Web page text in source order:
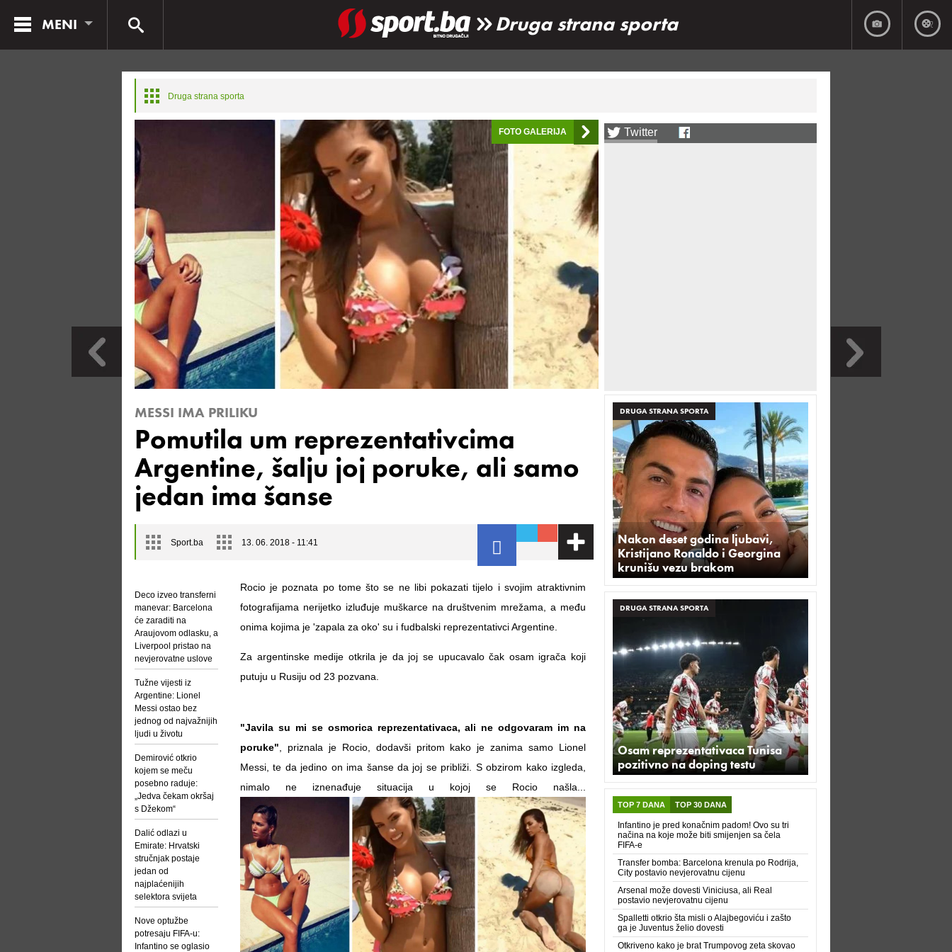
MENI Druga strana sporta
Druga strana sporta
FOTO GALERIJA
MESSI IMA PRILIKU
Pomutila um reprezentativcima
Argentine, šalju joj poruke, ali samo
jedan ima šanse
Sport.ba 13. 06. 2018 - 11:41
Deco izveo transferni
manevar: Barcelona
će zaraditi na
Araujovom odlasku, a
Liverpool pristao na
nevjerovatne uslove
Tužne vijesti iz
Argentine: Lionel
Messi ostao bez
jednog od najvažnijih
ljudi u životu
Demirović otkrio
kojem se meču
posebno raduje:
„Jedva čekam okršaj
s Džekom“
Dalić odlazi u
Emirate: Hrvatski
stručnjak postaje
jedan od
najplaćenijih
selektora svijeta
Nove optužbe
potresaju FIFA-u:
Infantino se oglasio
Rocio je poznata po tome što se ne libi pokazati tijelo i svojim atraktivnim
fotografijama nerijetko izluđuje muškarce na društvenim mrežama, a među
onima kojima je 'zapala za oko' su i fudbalski reprezentativci Argentine.
Za argentinske medije otkrila je da joj se upucavalo čak osam igrača koji
putuju u Rusiju od 23 pozvana.
"Javila su mi se osmorica reprezentativaca, ali ne odgovaram im na
poruke" , priznala je Rocio, dodavši pritom kako je zanima samo Lionel
Messi, te da jedino on ima šanse da joj se približi. S obzirom kako izgleda,
nimalo ne iznenađuje situacija u kojoj se Rocio našla...
Twitter
DRUGA STRANA SPORTA
Nakon deset godina ljubavi,
Kristijano Ronaldo i Georgina
krunišu vezu brakom
DRUGA STRANA SPORTA
Osam reprezentativaca Tunisa
pozitivno na doping testu
TOP 7 DANA TOP 30 DANA
Infantino je pred konačnim padom! Ovo su tri
načina na koje može biti smijenjen sa čela
FIFA-e
Transfer bomba: Barcelona krenula po Rodrija,
City postavio nevjerovatnu cijenu
Arsenal može dovesti Viniciusa, ali Real
postavio nevjerovatnu cijenu
Spalletti otkrio šta misli o Alajbegoviću i zašto
ga je Juventus želio dovesti
Otkriveno kako je brat Trumpovog zeta skovao